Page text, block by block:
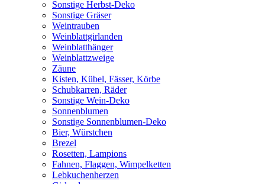
Sonstige Herbst-Deko
Sonstige Gräser
Weintrauben
Weinblattgirlanden
Weinblatthänger
Weinblattzweige
Zäune
Kisten, Kübel, Fässer, Körbe
Schubkarren, Räder
Sonstige Wein-Deko
Sonnenblumen
Sonstige Sonnenblumen-Deko
Bier, Würstchen
Brezel
Rosetten, Lampions
Fahnen, Flaggen, Wimpelketten
Lebkuchenherzen